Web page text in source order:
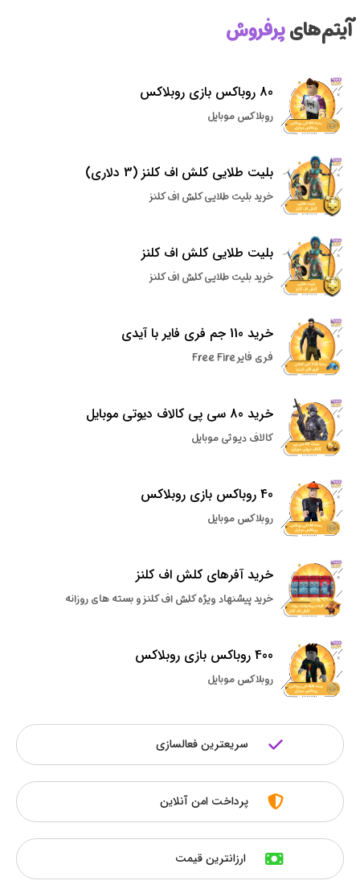
آیتم‌هایپرفروش
80 روباکس بازی روبلاکس
روبلاکس موبایل
بلیت طلایی کلش اف کلنز (3 دلاری)
خرید بلیت طلایی کلش اف کلنز
بلیت طلایی کلش اف کلنز
خرید بلیت طلایی کلش اف کلنز
خرید 110 جم فری فایر با آیدی
فری فایر Free Fire
خرید 80 سی پی کالاف دیوتی موبایل
کالاف دیوتی موبایل
40 روباکس بازی روبلاکس
روبلاکس موبایل
خرید آفرهای کلش اف کلنز
خرید پیشنهاد ویژه کلش اف کلنز و بسته های روزانه
400 روباکس بازی روبلاکس
روبلاکس موبایل
سریعترین فعالسازی
پرداخت امن آنلاین
ارزانترین قیمت